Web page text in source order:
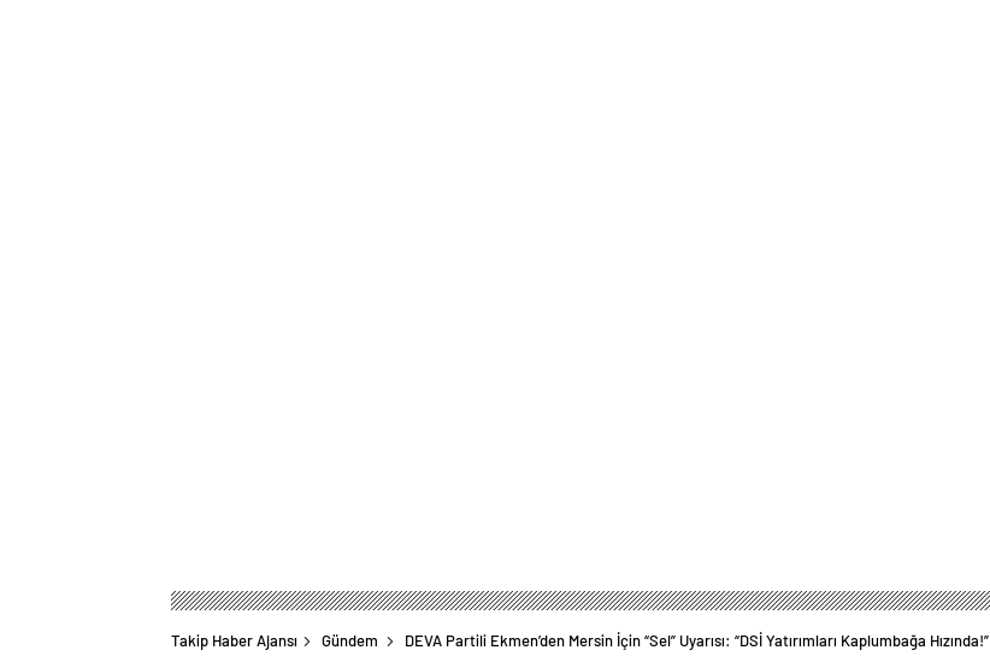
Takip Haber Ajansı Gündem DEVA Partili Ekmen’den Mersin İçin “Sel” Uyarısı: “DSİ Yatırımları Kaplumbağa Hızında!”